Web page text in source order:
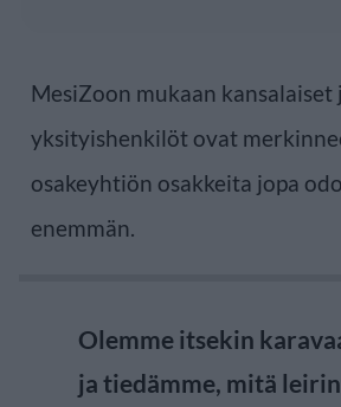
MesiZoon mukaan kansalaiset
yksityishenkilöt ovat
osakeyhtiön osakkeita jopa
enemmän.
Olemme itsekin
ja tiedämme, mitä